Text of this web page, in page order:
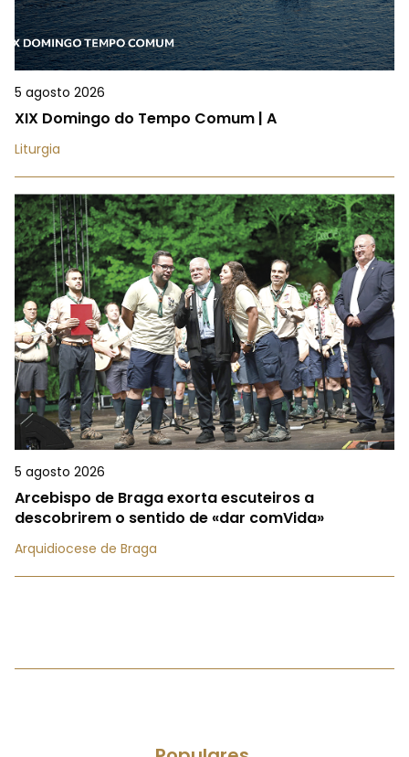
5 agosto 2026
XIX Domingo do Tempo Comum | A
Liturgia
5 agosto 2026
Arcebispo de Braga exorta escuteiros a
descobrirem o sentido de «dar comVida»
Arquidiocese de Braga